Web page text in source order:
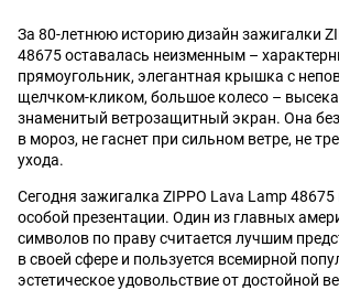
За 80-летнюю историю дизайн зажигалки
48675 оставалась неизменным –
прямоугольник, элегантная крышка с
щелчком-кликом, большое колесо –
знаменитый ветрозащитный экран. Она
в мороз, не гаснет при сильном ветре, не
ухода.
Сегодня зажигалка ZIPPO Lava Lamp 48675
особой презентации. Один из главных
символов по праву считается лучшим
в своей сфере и пользуется всемирной
эстетическое удовольствие от достойной